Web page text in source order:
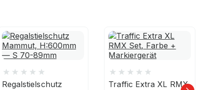
Regalstielschutz
Traffic Extra XL RMX